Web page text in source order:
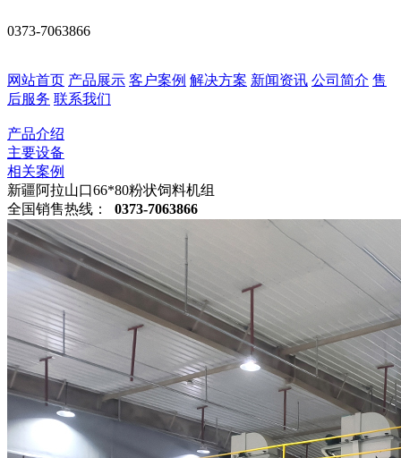
0373-7063866
网站首页 产品展示 客户案例 解决方案 新闻资讯 公司简介 售
后服务 联系我们
产品介绍
主要设备
相关案例
新疆阿拉山口66*80粉状饲料机组
全国销售热线：
0373-7063866